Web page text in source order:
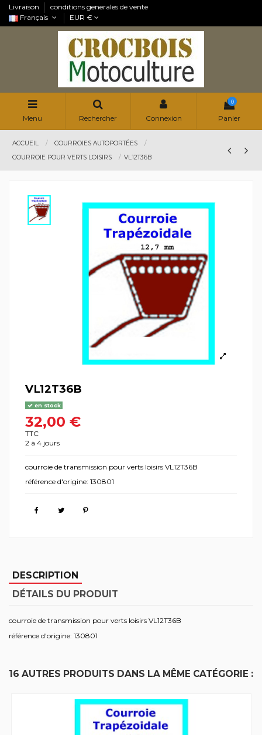
Livraison
conditions generales de vente
Français
EUR €
Menu Rechercher Connexion
0
Panier
ACCUEIL
COURROIES AUTOPORTÉES
COURROIE POUR VERTS LOISIRS
VL12T36B
VL12T36B
en stock
32,00 €
TTC
2 à 4 jours
courroie de transmission pour verts loisirs VL12T36B
référence d'origine: 130801
DESCRIPTION
DÉTAILS DU PRODUIT
courroie de transmission pour verts loisirs VL12T36B
référence d'origine: 130801
16 AUTRES PRODUITS DANS LA MÊME CATÉGORIE :